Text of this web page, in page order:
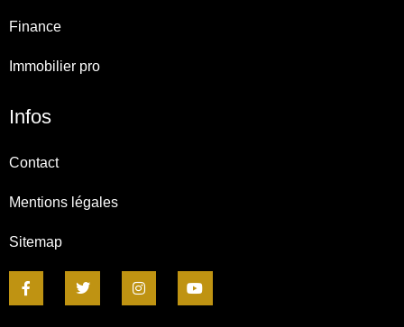
Finance
Immobilier pro
Infos
Contact
Mentions légales
Sitemap